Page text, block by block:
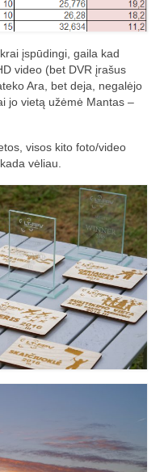
susitikimas –
taisyklės (2016-3)
įspūdingi, gaila kad
video (bet DVR įrašus
Ara, bet deja, negalėjo
jo vietą užėmė Mantas –
visos kito foto/video
vėliau.